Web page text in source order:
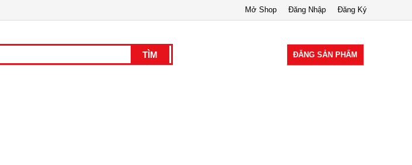
Đăng Ký
Đăng Nhập
Mở Shop
ĐĂNG SẢN PHẨM